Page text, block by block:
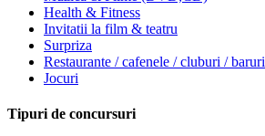
Health & Fitness
Invitatii la film & teatru
Surpriza
Restaurante / cafenele / cluburi / baruri
Jocuri
Tipuri de concursuri